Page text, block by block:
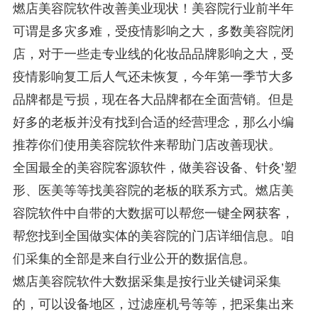
燃店美容院软件改善美业现状！ 美容院行业前半年
可谓是多灾多难，受疫情影响之大，多数美容院闭
店，对于一些走专业线的化妆品品牌影响之大，受
疫情影响复工后人气还未恢复，今年第一季节大多
品牌都是亏损，现在各大品牌都在全面营销。但是
好多的老板并没有找到合适的经营理念，那么小编
推荐你们使用美容院软件来帮助门店改善现状。
全国最全的美容院客源软件，做美容设备、针灸’塑
形、医美等等找美容院的老板的联系方式。燃店美
容院软件中自带的大数据可以帮您一键全网获客，
帮您找到全国做实体的美容院的门店详细信息。咱
们采集的全部是来自行业公开的数据信息。
燃店美容院软件大数据采集是按行业关键词采集
的，可以设备地区，过滤座机号等等，把采集出来